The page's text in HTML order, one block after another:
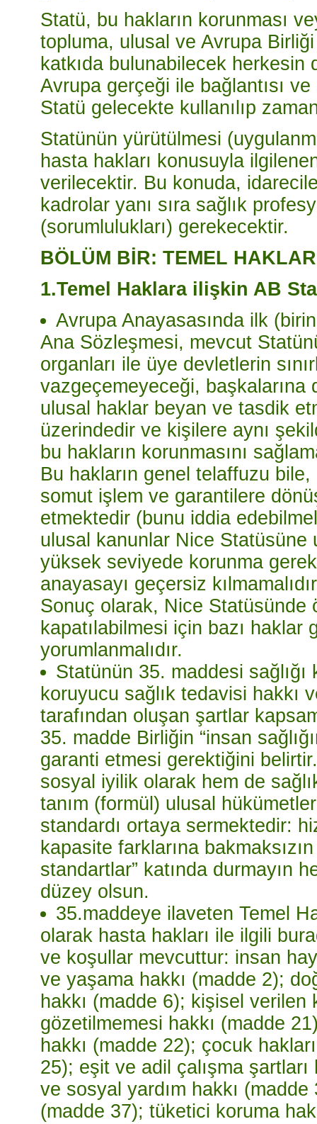
Statü, bu hakların korunması
topluma, ulusal ve Avrupa
katkıda bulunabilecek herkesin
Avrupa gerçeği ile bağlantısı
Statü gelecekte kullanılıp
Statünün yürütülmesi
hasta hakları konusuyla
verilecektir. Bu konuda,
kadrolar yanı sıra sağlık
(sorumlulukları) gerekecektir.
BÖLÜM BİR: TEMEL HAKLAR
1.Temel Haklara ilişkin AB
Avrupa Anayasasında ilk
Ana Sözleşmesi, mevcut
organları ile üye devletlerin
vazgeçemeyeceği,
ulusal haklar beyan ve tasdik
üzerindedir ve kişilere aynı
bu hakların korunmasını
Bu hakların genel telaffuzu
somut işlem ve garantilere
etmektedir (bunu iddia
ulusal kanunlar Nice Statüsüne
yüksek seviyede korunma
anayasayı geçersiz
Sonuç olarak, Nice Statüsünde
kapatılabilmesi için bazı haklar
yorumlanmalıdır.
Statünün 35. maddesi sağlığı
koruyucu sağlık tedavisi hakkı
tarafından oluşan şartlar
35. madde Birliğin “insan
garanti etmesi gerektiğini
sosyal iyilik olarak hem de
tanım (formül) ulusal
standardı ortaya sermektedir:
kapasite farklarına
standartlar” katında durmayın
düzey olsun.
35.maddeye ilaveten Temel
olarak hasta hakları ile ilgili
ve koşullar mevcuttur: insan
ve yaşama hakkı (madde 2);
hakkı (madde 6); kişisel verilen
gözetilmemesi hakkı (madde
hakkı (madde 22); çocuk
25); eşit ve adil çalışma
ve sosyal yardım hakkı
(madde 37); tüketici koruma